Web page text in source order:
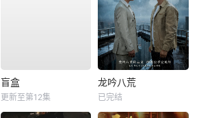
盲盒
更新至第12集
龙吟八荒
已完结